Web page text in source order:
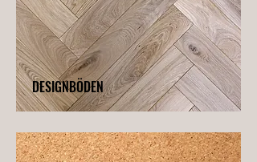
DESIGNBÖDEN